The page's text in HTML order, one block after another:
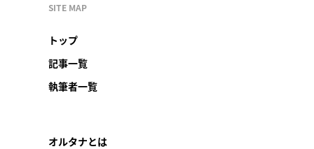
SITE MAP
トップ
記事一覧
執筆者一覧
オルタナとは